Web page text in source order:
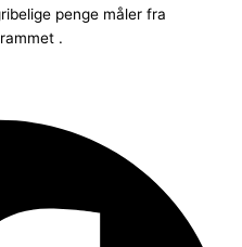
penge måler fra
.